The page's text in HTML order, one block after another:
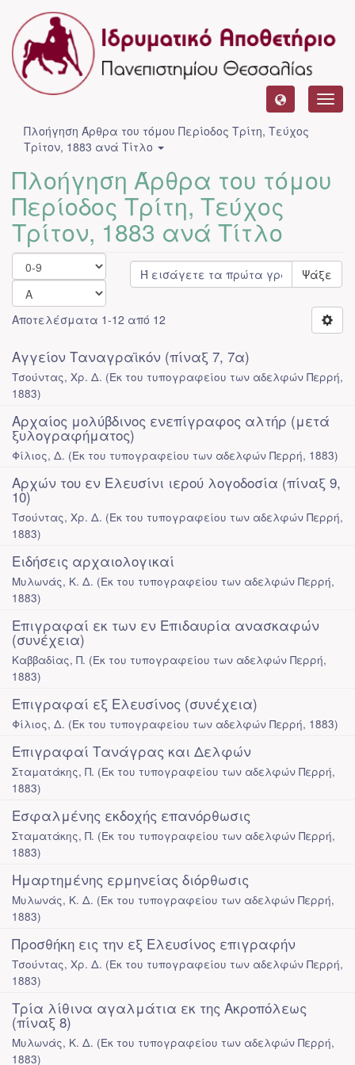
Πλοήγηση Άρθρα του τόμου Περίοδος Τρίτη, Τεύχος
Τρίτον, 1883 ανά Τίτλο
Πλοήγηση Άρθρα του τόμου
Περίοδος Τρίτη, Τεύχος
Τρίτον, 1883 ανά Τίτλο
Ψάξε
Αποτελέσματα 1-12 από 12
Αγγείον Ταναγραϊκόν (πίναξ 7, 7α)
Τσούντας, Χρ. Δ. (Εκ του τυπογραφείου των αδελφών Περρή,
1883)
Αρχαίος μολύβδινος ενεπίγραφος αλτήρ (μετά
ξυλογραφήματος)
Φίλιος, Δ. (Εκ του τυπογραφείου των αδελφών Περρή, 1883)
Αρχών του εν Ελευσίνι ιερού λογοδοσία (πίναξ 9,
10)
Τσούντας, Χρ. Δ. (Εκ του τυπογραφείου των αδελφών Περρή,
1883)
Ειδήσεις αρχαιολογικαί
Μυλωνάς, Κ. Δ. (Εκ του τυπογραφείου των αδελφών Περρή,
1883)
Επιγραφαί εκ των εν Επιδαυρία ανασκαφών
(συνέχεια)
Καββαδίας, Π. (Εκ του τυπογραφείου των αδελφών Περρή,
1883)
Επιγραφαί εξ Ελευσίνος (συνέχεια)
Φίλιος, Δ. (Εκ του τυπογραφείου των αδελφών Περρή, 1883)
Επιγραφαί Τανάγρας και Δελφών
Σταματάκης, Π. (Εκ του τυπογραφείου των αδελφών Περρή,
1883)
Εσφαλμένης εκδοχής επανόρθωσις
Σταματάκης, Π. (Εκ του τυπογραφείου των αδελφών Περρή,
1883)
Ημαρτημένης ερμηνείας διόρθωσις
Μυλωνάς, Κ. Δ. (Εκ του τυπογραφείου των αδελφών Περρή,
1883)
Προσθήκη εις την εξ Ελευσίνος επιγραφήν
Τσούντας, Χρ. Δ. (Εκ του τυπογραφείου των αδελφών Περρή,
1883)
Τρία λίθινα αγαλμάτια εκ της Ακροπόλεως
(πίναξ 8)
Μυλωνάς, Κ. Δ. (Εκ του τυπογραφείου των αδελφών Περρή,
1883)